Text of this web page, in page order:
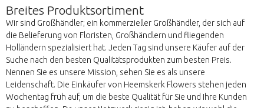
Breites Produktsortiment
Wir sind Großhändler; ein kommerzieller Großhändler, der sich auf
die Belieferung von Floristen, Großhändlern und fliegenden
Holländern spezialisiert hat. Jeden Tag sind unsere Käufer auf der
Suche nach den besten Qualitätsprodukten zum besten Preis.
Nennen Sie es unsere Mission, sehen Sie es als unsere
Leidenschaft. Die Einkäufer von Heemskerk Flowers stehen jeden
Wochentag früh auf, um die beste Qualität für Sie und Ihre Kunden